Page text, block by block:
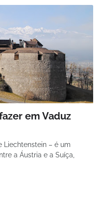
em Vaduz
Liechtenstein – é um
a Áustria e a Suíça,